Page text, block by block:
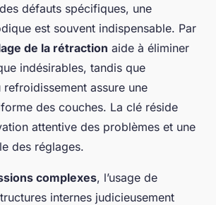
défauts spécifiques, une
est souvent indispensable. Par
de la rétraction aide à éliminer
indésirables, tandis que
refroidissement assure une
des couches. La clé réside
attentive des problèmes et une
des réglages.
complexes, l’usage de
internes judicieusement